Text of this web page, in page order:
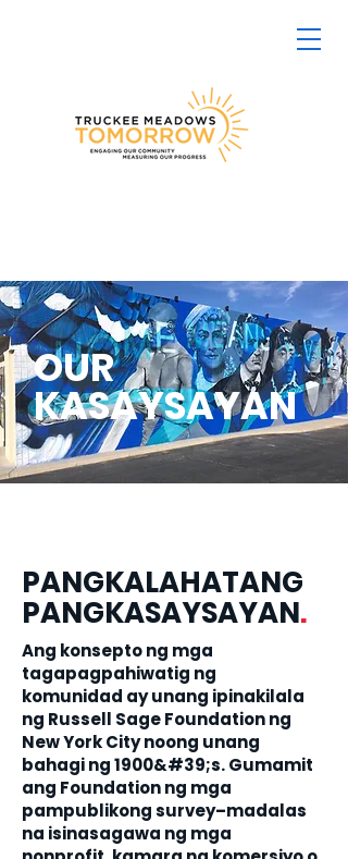
OUR
KASAYSAYAN
PANGKALAHATANG
PANGKASAYSAYAN.
Ang konsepto ng mga
tagapagpahiwatig ng
komunidad ay unang ipinakilala
ng Russell Sage Foundation ng
New York City noong unang
bahagi ng 1900&#39;s. Gumamit
ang Foundation ng mga
pampublikong survey–madalas
na isinasagawa ng mga